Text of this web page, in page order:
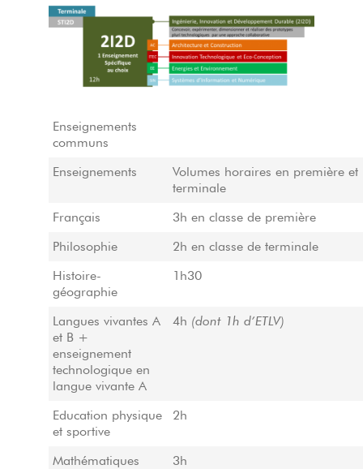
Enseignements
communs
Enseignements
Volumes horaires en première et
terminale
Français
3h en classe de première
Philosophie
2h en classe de terminale
Histoire-
géographie
1h30
Langues vivantes A
et B +
enseignement
technologique en
langue vivante A
4h (dont 1h d’ETLV)
Education physique
et sportive
2h
Mathématiques
3h